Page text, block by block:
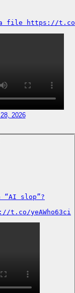
file https://t.co/
2026
“AI slop”?
yeAWho63ci